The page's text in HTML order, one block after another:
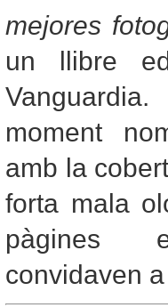
mejores
un llibre
moment
amb la
forta mala
pàgines
convidaven